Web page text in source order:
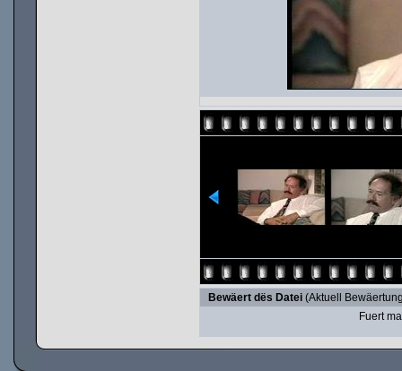
Bewäert dës Datei(Aktuell
Fuert